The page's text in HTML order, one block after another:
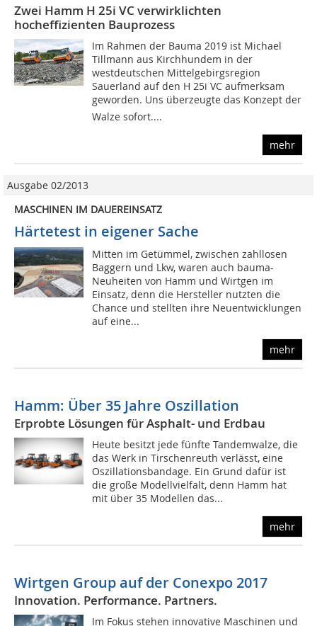
Zwei Hamm H 25i VC verwirklichten
hocheffizienten Bauprozess
Im Rahmen der Bauma 2019 ist Michael
Tillmann aus Kirchhundem in der
westdeutschen Mittelgebirgsregion
Sauerland auf den H 25i VC aufmerksam
geworden. Uns überzeugte das Konzept der
Walze sofort....
mehr
Ausgabe 02/2013
MASCHINEN IM DAUEREINSATZ
Härtetest in ­eigener Sache
Mitten im Getümmel, zwischen zahllosen
Baggern und Lkw, waren auch bauma-
Neuheiten von Hamm und Wirtgen im
Einsatz, denn die Hersteller nutzten die
Chance und stellten ihre Neuentwicklungen
auf eine...
mehr
Hamm: Über 35 Jahre Oszillation
Erprobte Lösungen für Asphalt- und Erdbau
Heute besitzt jede fünfte Tandemwalze, die
das Werk in Tirschenreuth verlässt, eine
Oszillationsbandage. Ein Grund dafür ist
die große Modellvielfalt, denn Hamm hat
mit über 35 Modellen das...
mehr
Wirtgen Group auf der Conexpo 2017
Innovation. Performance. Partners.
Im Fokus stehen innovative Maschinen und